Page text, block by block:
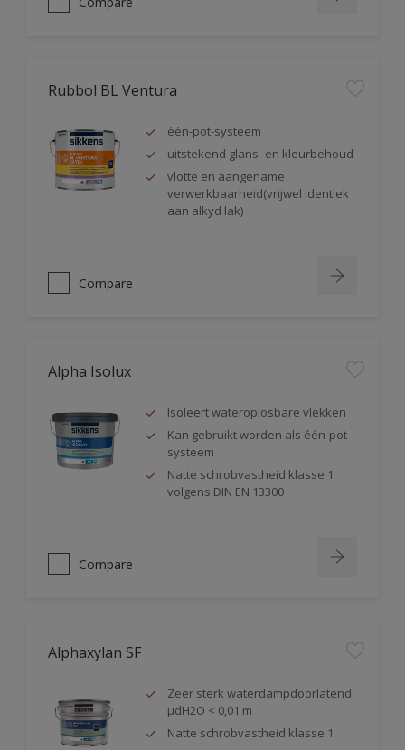
Rubbol BL Ventura
één-pot-systeem
uitstekend glans- en kleurbehoud
vlotte en aangename
verwerkbaarheid(vrijwel identiek
aan alkyd lak)
Compare
Alpha Isolux
Isoleert wateroplosbare vlekken
Kan gebruikt worden als één-pot-
systeem
Natte schrobvastheid klasse 1
volgens DIN EN 13300
Compare
Alphaxylan SF
Zeer sterk waterdampdoorlatend
µdH2O < 0,01 m
Natte schrobvastheid klasse 1